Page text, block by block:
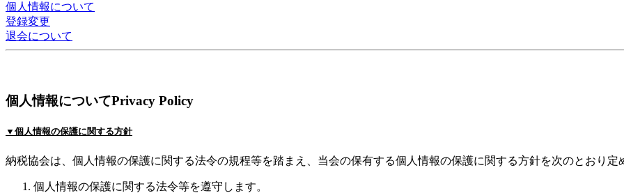
個人情報について
登録変更
退会について
個人情報についてPrivacy Policy
▼個人情報の保護に関する方針
納税協会は、個人情報の保護に関する法令の規程等を踏まえ、当会の保有する個人情報の保護に関する方針を次のとおり定
個人情報の保護に関する法令等を遵守します。